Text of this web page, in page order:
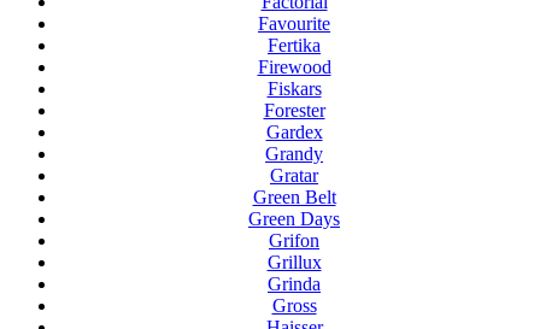
Favourite
Fertika
Firewood
Fiskars
Forester
Gardex
Grandy
Gratar
Green Belt
Green Days
Grifon
Grillux
Grinda
Gross